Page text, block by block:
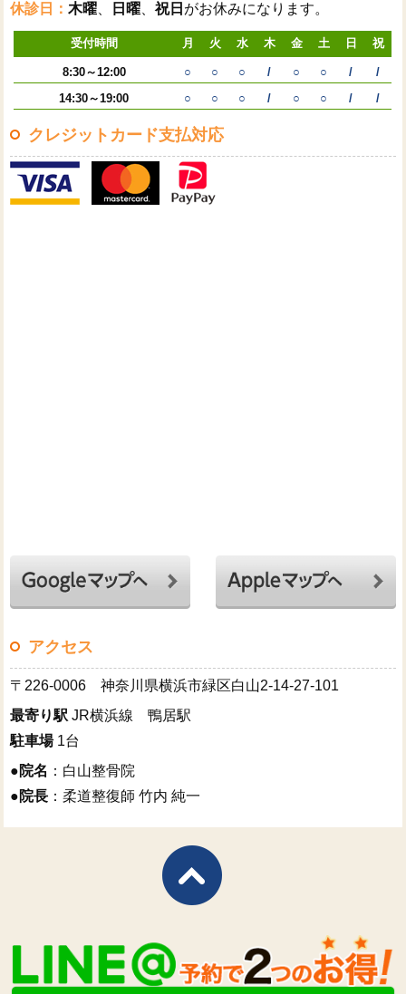
休診日：木曜 日曜 、祝日 がお休みになります。
受付時間 月 火 水 木 金 土 日 祝
8:30～12:00 ○ ○ ○ / ○ ○ /
/
14:30～19:00
○ ○ ○ / ○ ○ / /
クレジットカード支払対応
アクセス
〒226-0006 神奈川県横浜市緑区白山2-14-27-101
最寄り駅 JR横浜線 鴨居駅
駐車場1台
●院名 ：白山整骨院
●院長 ：柔道整復師 竹内 純一